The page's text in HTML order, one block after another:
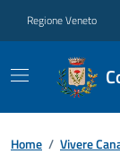
Regione Veneto
Home / Vivere